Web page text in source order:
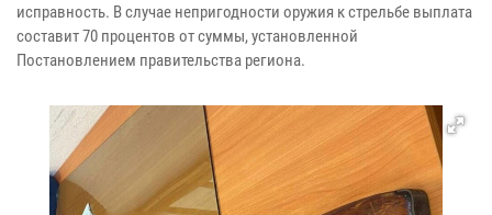
исправность. В случае непригодности оружия к стрельбе выплата
составит 70 процентов от суммы, установленной
Постановлением правительства региона.